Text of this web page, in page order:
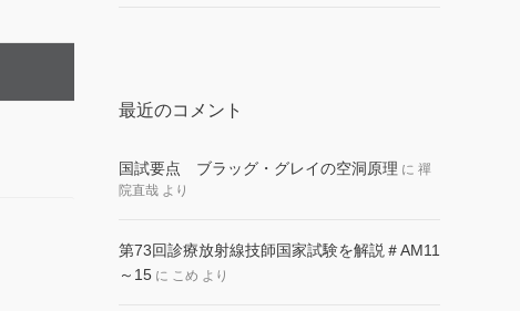
最近のコメント
国試要点 ブラッグ・グレイの空洞原理 に 禪
院直哉 より
第73回診療放射線技師国家試験を解説＃AM11
～15 に こめ より